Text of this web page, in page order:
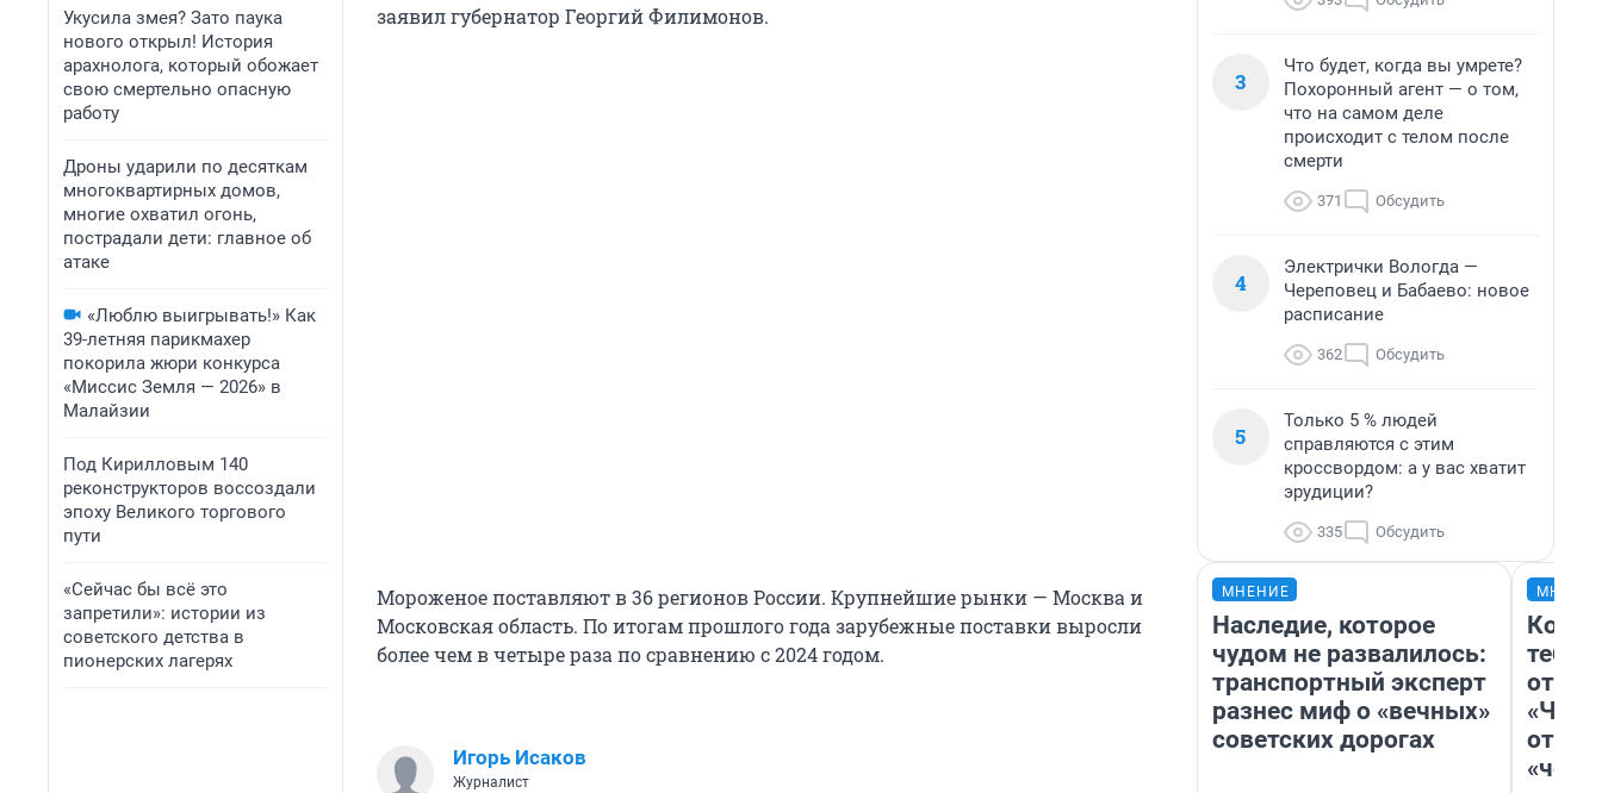
Укусила змея? Зато паука
нового открыл! История
арахнолога, который обожает
свою смертельно опасную
работу
Дроны ударили по десяткам
многоквартирных домов,
многие охватил огонь,
пострадали дети: главное об
атаке
«Люблю выигрывать!» Как
39-летняя парикмахер
покорила жюри конкурса
«Миссис Земля — 2026» в
Малайзии
Под Кирилловым 140
реконструкторов воссоздали
эпоху Великого торгового
пути
«Сейчас бы всё это
запретили»: истории из
советского детства в
пионерских лагерях
заявил губернатор Георгий Филимонов.
Мороженое поставляют в 36 регионов России. Крупнейшие рынки — Москва и
Московская область. По итогам прошлого года зарубежные поставки выросли
более чем в четыре раза по сравнению с 2024 годом.
Игорь Исаков
Журналист
3
Что будет, когда вы умрете?
Похоронный агент — о том,
что на самом деле
происходит с телом после
смерти
371 Обсудить
4
Электрички Вологда —
Череповец и Бабаево: новое
расписание
362 Обсудить
5
Только 5 % людей
справляются с этим
кроссвордом: а у вас хватит
эрудиции?
335 Обсудить
МНЕНИЕ
Наследие, которое
чудом не развалилось:
транспортный эксперт
разнес миф о «вечных»
советских дорогах
тебя